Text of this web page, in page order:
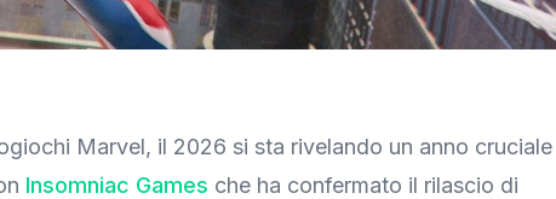
Marvel, il 2026 si sta rivelando un anno cruciale
Insomniac Games che ha confermato il rilascio di